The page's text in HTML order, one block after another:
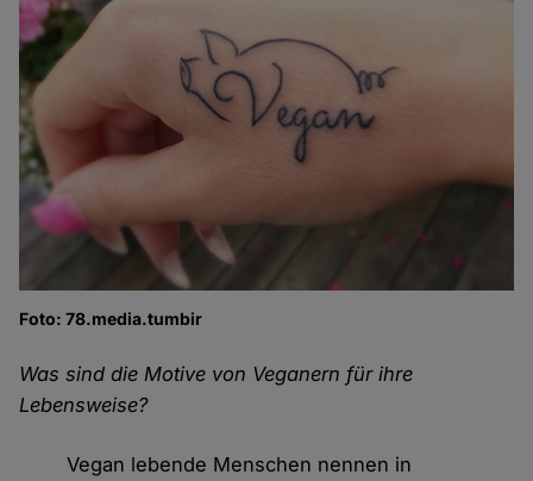
Foto: 78.media.tumbir
Was sind die Motive von Veganern für ihre
Lebensweise?
Vegan lebende Menschen nennen in